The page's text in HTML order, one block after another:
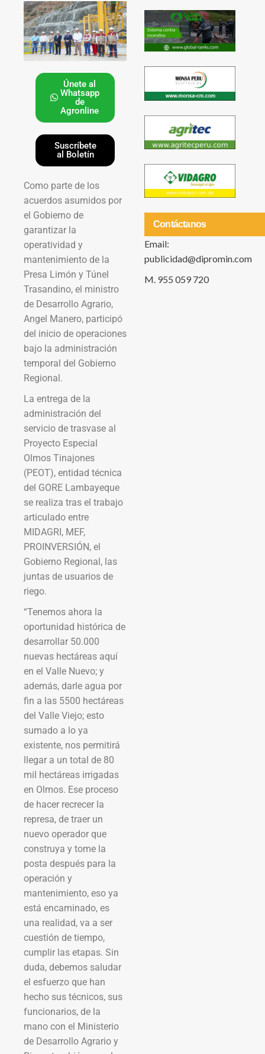
Únete al
Whatsapp
de
Agronline
Suscríbete
al Boletín
Como parte de los
acuerdos asumidos por
el Gobierno de
garantizar la
operatividad y
mantenimiento de la
Presa Limón y Túnel
Trasandino, el ministro
de Desarrollo Agrario,
Angel Manero, participó
del inicio de operaciones
bajo la administración
temporal del Gobierno
Regional.
La entrega de la
administración del
servicio de trasvase al
Proyecto Especial
Olmos Tinajones
(PEOT), entidad técnica
del GORE Lambayeque
se realiza tras el trabajo
articulado entre
MIDAGRI, MEF,
PROINVERSIÓN, el
Gobierno Regional, las
juntas de usuarios de
riego.
“Tenemos ahora la
oportunidad histórica de
desarrollar 50.000
nuevas hectáreas aquí
en el Valle Nuevo; y
además, darle agua por
fin a las 5500 hectáreas
del Valle Viejo; esto
sumado a lo ya
existente, nos permitirá
llegar a un total de 80
mil hectáreas irrigadas
en Olmos. Ese proceso
de hacer recrecer la
represa, de traer un
nuevo operador que
construya y tome la
posta después para la
operación y
mantenimiento, eso ya
está encaminado, es
una realidad, va a ser
cuestión de tiempo,
cumplir las etapas. Sin
duda, debemos saludar
el esfuerzo que han
hecho sus técnicos, sus
funcionarios, de la
mano con el Ministerio
de Desarrollo Agrario y
Contáctanos
Email:
publicidad@dipromin.com
M. 955 059 720